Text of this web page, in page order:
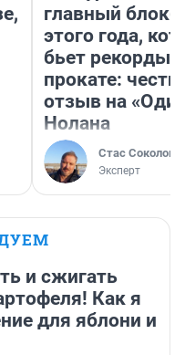
главный
этого года,
бьет рекорды в
прокате:
отзыв на
Нолана
Стас Соколов
Эксперт
и сжигать
Как я
для яблони и